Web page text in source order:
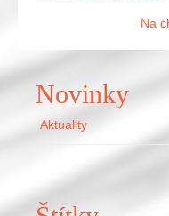
Na
Novinky
Aktuality